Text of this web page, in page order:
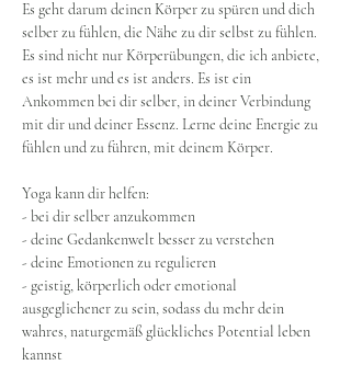
Es geht darum deinen Körper zu spüren und dich
selber zu fühlen, die Nähe zu dir selbst zu fühlen.
Es sind nicht nur Körperübungen, die ich anbiete,
es ist mehr und es ist anders. Es ist ein
Ankommen bei dir selber, in deiner Verbindung
mit dir und deiner Essenz. Lerne deine Energie zu
fühlen und zu führen, mit deinem Körper.
Yoga kann dir helfen:
- bei dir selber anzukommen
- deine Gedankenwelt besser zu verstehen
- deine Emotionen zu regulieren
- geistig, körperlich oder emotional
ausgeglichener zu sein, sodass du mehr dein
wahres, naturgemäß glückliches Potential leben
kannst